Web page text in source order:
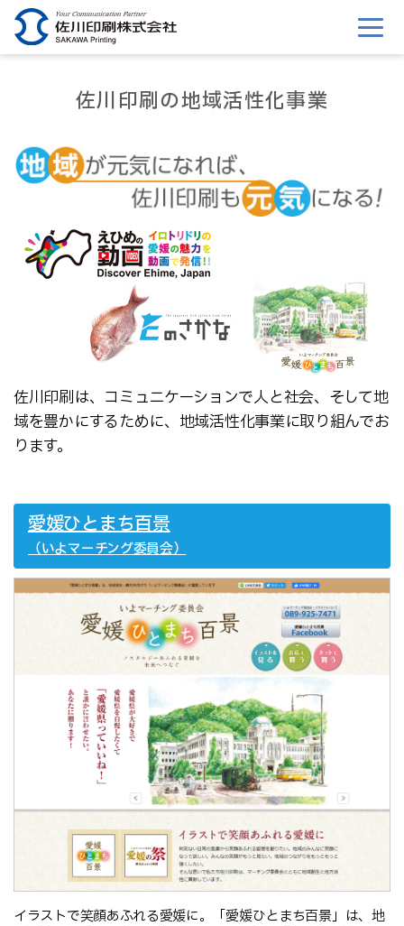
佐川印刷の地域活性化事業
佐川印刷は、コミュニケーションで人と社会、そして地
域を豊かにするために、 地域活性化事業に取り組んでお
ります。
愛媛ひとまち百景
（いよマーチング委員会）
イラストで笑顔あふれる愛媛に。「愛媛ひとまち百景」は、地